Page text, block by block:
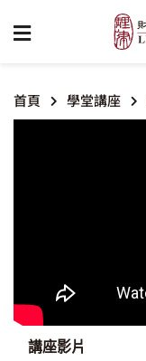
首頁 學堂講座
講座影片